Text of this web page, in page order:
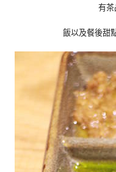
有茶
飯以及餐後甜